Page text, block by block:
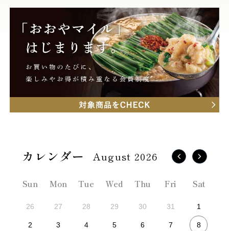
August 2026
Sun Mon Tue Wed Thu Fri Sat
26 27 28 29 30 31 1
2 3 4 5 6 7 8